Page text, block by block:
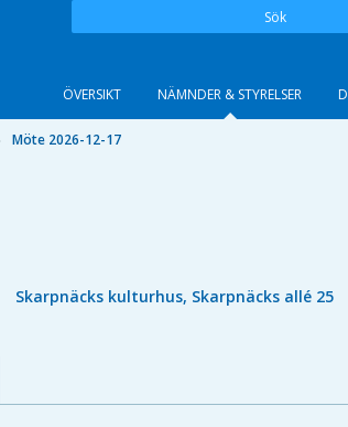
Sök
ÖVERSIKT NÄMNDER & STYRELSER
Möte 2026-12-17
Skarpnäcks kulturhus, Skarpnäcks allé 25